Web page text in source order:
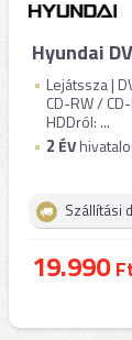
Hyundai
Lejátssza |
CD-RW /
HDDról: ...
2 ÉV
Szállítási
19.990